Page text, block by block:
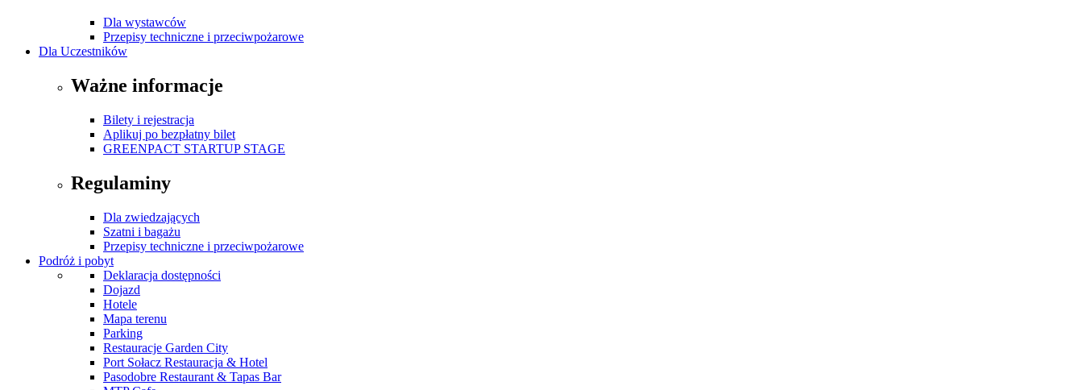
Dla wystawców
Przepisy techniczne i przeciwpożarowe
Dla Uczestników
Ważne informacje
Bilety i rejestracja
Aplikuj po bezpłatny bilet
GREENPACT STARTUP STAGE
Regulaminy
Dla zwiedzających
Szatni i bagażu
Przepisy techniczne i przeciwpożarowe
Podróż i pobyt
Deklaracja dostępności
Dojazd
Hotele
Mapa terenu
Parking
Restauracje Garden City
Port Sołacz Restauracja & Hotel
Pasodobre Restaurant & Tapas Bar